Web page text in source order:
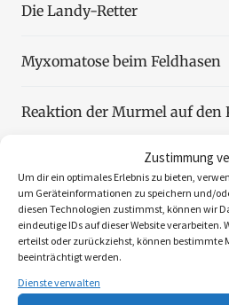
Zustimmung
Um dir ein optimales Erlebnis zu bieten,
um Geräteinformationen zu speichern und/
diesen Technologien zustimmst, können wir
eindeutige IDs auf dieser Website
erteilst oder zurückziehst, können bestimmte
beeinträchtigt werden.
Dienste verwalten
Die Landy-Retter
Myxomatose beim Feldhasen
Reaktion der Murmel auf den
Faszination Blattjagd
Wildzählung aus der Luft